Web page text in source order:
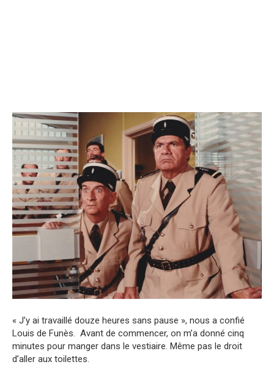
« J’y ai travaillé douze heures sans pause », nous a confié
Louis de Funès. Avant de commencer, on m’a donné cinq
minutes pour manger dans le vestiaire. Même pas le droit
d’aller aux toilettes.